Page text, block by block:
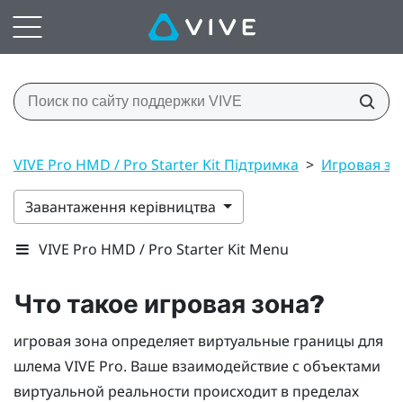
VIVE Pro HMD / Pro Starter Kit Підтримка > Игровая
Завантаження керівництва
VIVE Pro HMD / Pro Starter Kit Menu
Что такое игровая зона?
игровая зона определяет виртуальные границы для
шлема VIVE Pro. Ваше взаимодействие с объектами
виртуальной реальности происходит в пределах